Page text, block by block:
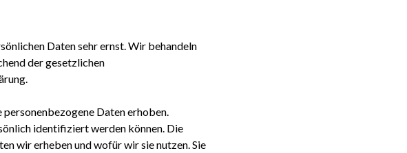
Daten sehr ernst. Wir behandeln
der gesetzlichen
Daten erhoben.
identifiziert werden können. Die
wir erheben und wofür wir sie nutzen. Sie